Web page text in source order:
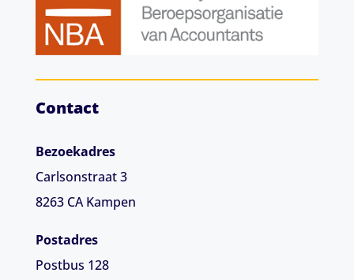
Contact
Bezoekadres
Carlsonstraat 3
8263 CA Kampen
Postadres
Postbus 128